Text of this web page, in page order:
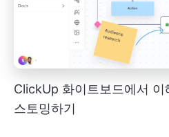
ClickUp 화이트보드에서 이
스토밍하기